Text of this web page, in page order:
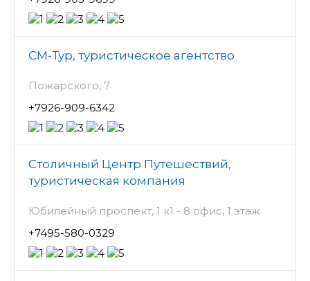
СМ-Тур, туристическое агентство
Пожарского, 7
+7926-909-6342
Столичный Центр Путешествий,
туристическая компания
Юбилейный проспект, 1 к1 - 8 офис, 1 этаж
+7495-580-0329